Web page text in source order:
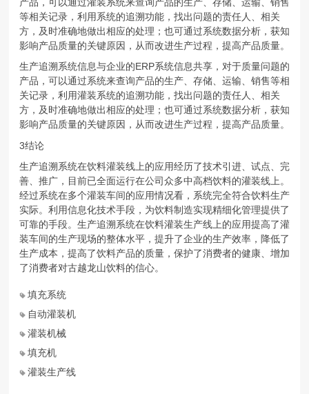
等相关记录，利用系统的追溯功能，找出问题的责任人、相关
方，及时准确地做出相应的处理；也可通过系统数据分析，获知
影响产品质量的关键原因，从而改进生产过程，提高产品质量。
生产追溯系统信息与企业的ERP系统信息共享，对于质量问题的
产品，可以通过系统来查询产品的生产、存储、运输、销售等相
关记录，利用灌装系统的追溯功能，找出问题的责任人、相关
方，及时准确地做出相应的处理；也可通过系统数据分析，获知
影响产品质量的关键原因，从而改进生产过程，提高产品质量。
3结论
生产追溯系统在饮料灌装线上的应用经历了技术引进、试点、完
善、推广，目前已全面运行在公司众多中高档饮料的灌装线上。
经过系统在多个灌装车间的应用情况看，系统完全符合饮料生产
实际。利用信息化技术手段，为饮料制造实现精细化管理提供了
可靠的手段。生产追溯系统在饮料灌装生产线上的应用提高了灌
装车间的生产现场的整体水平，提升了企业的生产效率，降低了
生产成本，提高了饮料产品的质量，保护了消费者的健康、增加
了消费者对古越龙山饮料的信心。
填充系统
自动灌装机
灌装机械
填充机
灌装生产线